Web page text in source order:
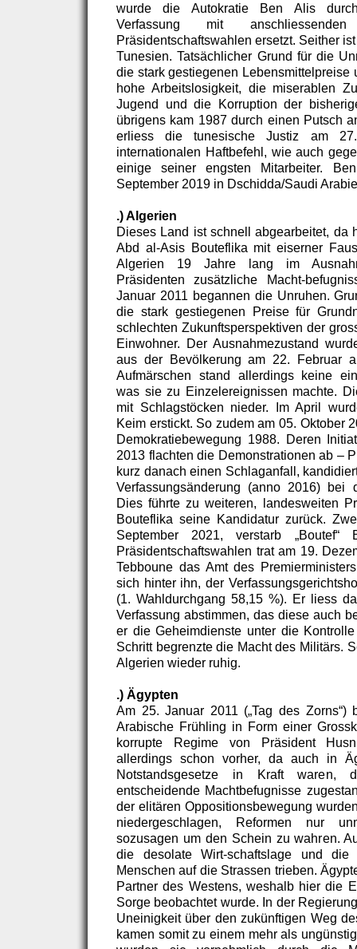
wurde die Autokratie Ben Alis
Verfassung mit
Präsidentschaftswahlen ersetzt. Seither
Tunesien. Tatsächlicher Grund für die
die stark gestiegenen Lebensmittelpreise
hohe Arbeitslosigkeit, die miserablen
Jugend und die Korruption der
übrigens kam 1987 durch einen Putsch
erliess die tunesische Justiz am
internationalen Haftbefehl, wie auch
einige seiner engsten Mitarbeiter.
September 2019 in Dschidda/Saudi
.) Algerien
Dieses Land ist schnell abgearbeitet, da
Abd al-Asis Bouteflika mit eiserner
Algerien 19 Jahre lang im
Präsidenten zusätzliche Macht-
Januar 2011 begannen die Unruhen.
die stark gestiegenen Preise für
schlechten Zukunftsperspektiven der
Einwohner. Der Ausnahmezustand
aus der Bevölkerung am 22. Februar
Aufmärschen stand allerdings keine
was sie zu Einzelereignissen machte.
mit Schlagstöcken nieder. Im April
Keim erstickt. So zudem am 05. Oktober
Demokratiebewegung 1988. Deren
2013 flachten die Demonstrationen ab –
kurz danach einen Schlaganfall,
Verfassungsänderung (anno 2016) bei
Dies führte zu weiteren, landesweiten
Bouteflika seine Kandidatur zurück.
September 2021, verstarb „Boutef“
Präsidentschaftswahlen trat am 19.
Tebboune das Amt des
sich hinter ihn, der
(1. Wahldurchgang 58,15 %). Er liess
Verfassung abstimmen, das diese auch
er die Geheimdienste unter die
Schritt begrenzte die Macht des Militärs.
Algerien wieder ruhig.
.) Ägypten
Am 25. Januar 2011 („Tag des Zorns“)
Arabische Frühling in Form einer
korrupte Regime von Präsident
allerdings schon vorher, da auch in
Notstandsgesetze in Kraft waren,
entscheidende Machtbefugnisse
der elitären Oppositionsbewegung
niedergeschlagen, Reformen nur
sozusagen um den Schein zu wahren.
die desolate Wirt-schaftslage und
Menschen auf die Strassen trieben.
Partner des Westens, weshalb hier die
Sorge beobachtet wurde. In der
Uneinigkeit über den zukünftigen Weg
kamen somit zu einem mehr als